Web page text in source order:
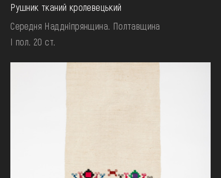
Рушник тканий кролевецький
Середня Наддніпрянщина. Полтавщина
І пол. 20 ст.